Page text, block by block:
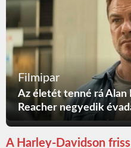
Filmipar
Az életét tenné rá Alan
Reacher negyedik
A Harley-Davidson